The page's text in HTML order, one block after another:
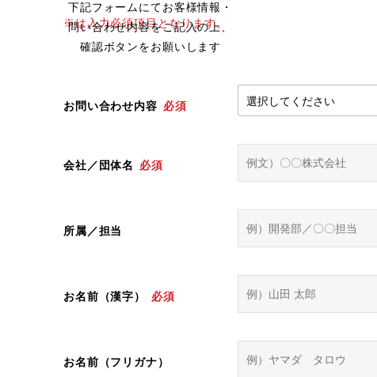
※は入力必須項目となります。
下記フォームにてお客様情報・
問い合わせ内容をご記入の上、
確認ボタンをお願いします
お問い合わせ内容 必須
会社／団体名 必須
所属／担当
お名前（漢字） 必須
お名前（フリガナ）